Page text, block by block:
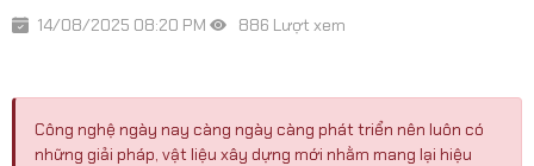
14/08/2025 08:20 PM 886 Lượt xem
Công nghệ ngày nay càng ngày càng phát triển nên luôn có
những giải pháp, vật liệu xây dựng mới nhằm mang lại hiệu